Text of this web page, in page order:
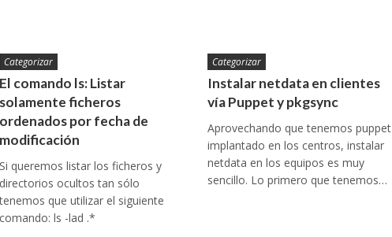
Categorizar
El comando ls: Listar
solamente ficheros
ordenados por fecha de
modificación
Si queremos listar los ficheros y
directorios ocultos tan sólo
tenemos que utilizar el siguiente
comando: ls -lad .*
Categorizar
Instalar netdata en clientes
vía Puppet y pkgsync
Aprovechando que tenemos puppet
implantado en los centros, instalar
netdata en los equipos es muy
sencillo. Lo primero que tenemos…